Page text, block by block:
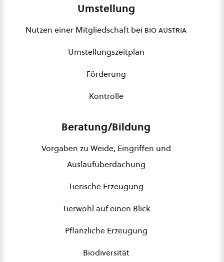
Umstellung
Nutzen einer Mitgliedschaft bei bio austria
Umstellungszeitplan
Förderung
Kontrolle
Beratung/Bildung
Vorgaben zu Weide, Eingriffen und
Auslaufüberdachung
Tierische Erzeugung
Tierwohl auf einen Blick
Pflanzliche Erzeugung
Biodiversität